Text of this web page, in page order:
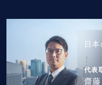
日
代表
齋